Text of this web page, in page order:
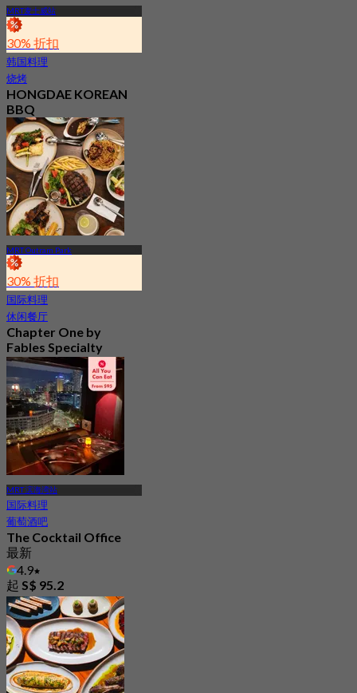
MRT麦士威站
30% 折扣
韩国料理
烧烤
HONGDAE KOREAN
BBQ
最新
4.5
起S$ 27.5
MRT Outram Park
30% 折扣
国际料理
休闲餐厅
Chapter One by
Fables Specialty
Coffee
最新
4.6
起S$ 28
MRT 滨海湾站
国际料理
葡萄酒吧
The Cocktail Office
最新
4.9
起 S$ 95.2